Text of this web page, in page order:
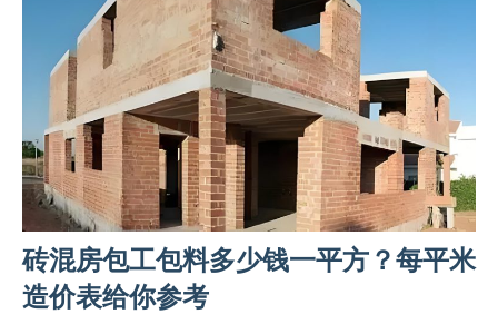
别
墅
设
计
欧
式
关
信
息
砖混房包工包料多少钱一平方？每平米
造价表给你参考